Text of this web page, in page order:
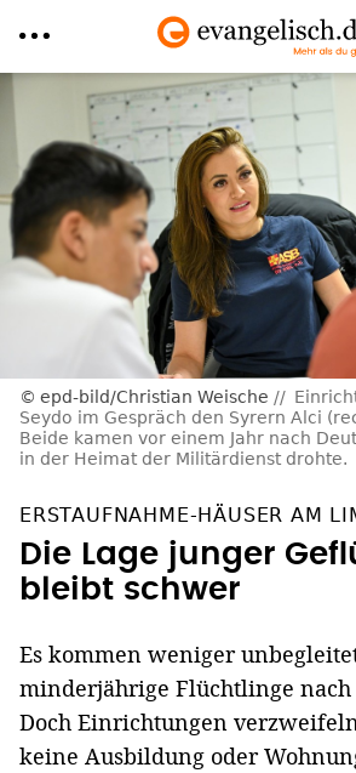
Inhalt
epd-bild/Christian Weische
Seydo im Gespräch den Syrern Alci
Beide kamen vor einem Jahr nach
in der Heimat der Militärdienst drohte.
ERSTAUFNAHME-HÄUSER AM
Die Lage junger
bleibt schwer
Es kommen weniger
minderjährige Flüchtlinge nach
Doch Einrichtungen
keine Ausbildung oder